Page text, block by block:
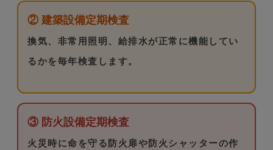
② 建築設備定期検査
換気、非常用照明、給排水が正常に機能してい
るかを毎年検査します。
③ 防火設備定期検査
火災時に命を守る防火扉や防火シャッターの作